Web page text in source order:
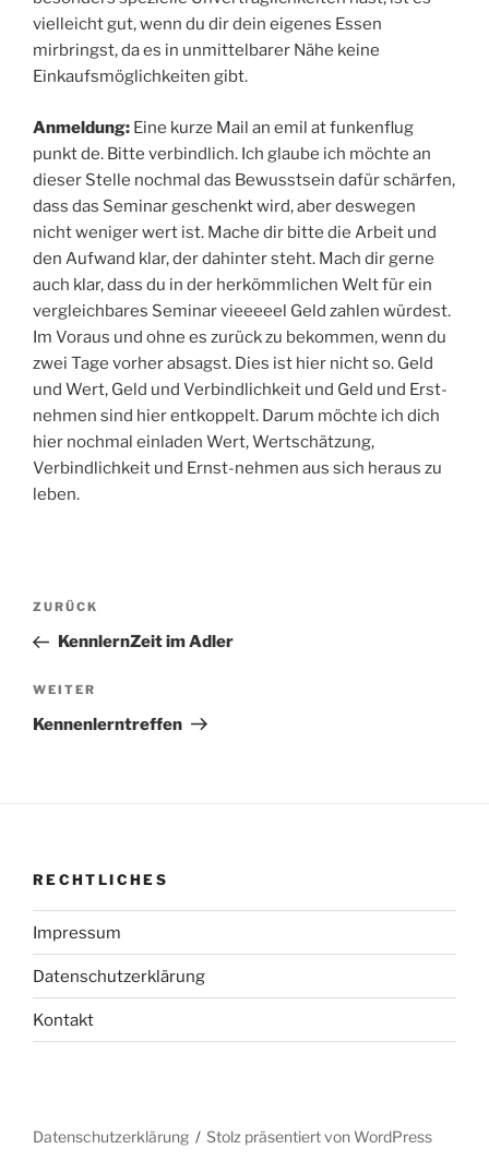
vielleicht gut, wenn du dir dein eigenes Essen
mirbringst, da es in unmittelbarer Nähe keine
Einkaufsmöglichkeiten gibt.
Anmeldung: Eine kurze Mail an emil at funkenflug
punkt de. Bitte verbindlich. Ich glaube ich möchte an
dieser Stelle nochmal das Bewusstsein dafür schärfen,
dass das Seminar geschenkt wird, aber deswegen
nicht weniger wert ist. Mache dir bitte die Arbeit und
den Aufwand klar, der dahinter steht. Mach dir gerne
auch klar, dass du in der herkömmlichen Welt für ein
vergleichbares Seminar vieeeeel Geld zahlen würdest.
Im Voraus und ohne es zurück zu bekommen, wenn du
zwei Tage vorher absagst. Dies ist hier nicht so. Geld
und Wert, Geld und Verbindlichkeit und Geld und Erst-
nehmen sind hier entkoppelt. Darum möchte ich dich
hier nochmal einladen Wert, Wertschätzung,
Verbindlichkeit und Ernst-nehmen aus sich heraus zu
leben.
Beitragsnavigation
Vorheriger
Beitrag
ZURÜCK
KennlernZeit im Adler
Nächster
Beitrag
WEITER
Kennenlerntreffen
RECHTLICHES
Impressum
Datenschutzerklärung
Kontakt
Datenschutzerklärung Stolz präsentiert von WordPress